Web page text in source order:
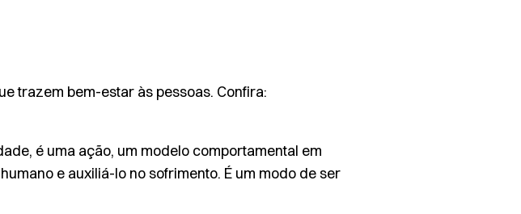
trazem bem-estar às pessoas. Confira:
é uma ação, um modelo comportamental em
e auxiliá-lo no sofrimento. É um modo de ser